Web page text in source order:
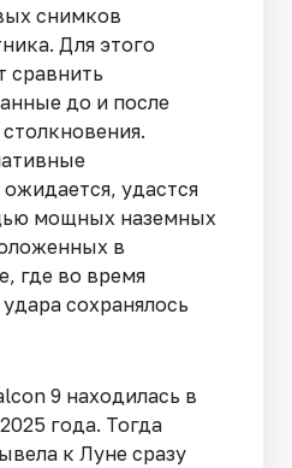
снимков
Для этого
сравнить
до и после
удастся
мощных наземных
в
где во время
сохранялось
9 находилась в
года. Тогда
к Луне сразу